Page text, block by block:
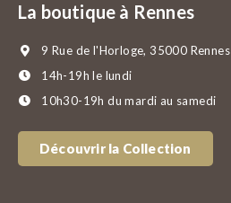
La boutique à Rennes
9 Rue de l'Horloge, 35000 Rennes
14h-19h le lundi
10h30-19h du mardi au samedi
Découvrir la Collection